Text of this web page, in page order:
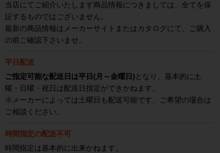
当店にてご紹介いたします商品情報につきましては、全てを保
証するものではございません。
最新の商品情報はメーカーサイトまたはカタログにて、ご購入
の前ご確認下さいませ。
平日配送
ご指定可能な配送日は平日(月～金曜日) となり、基本的に土
曜・日曜・祝日は配送日指定ができかねます。
※メーカーによっては土曜日も配送可能です。ご希望の場合は
ご相談ください。
時間指定の配送不可
時間指定は基本的に出来かねます。